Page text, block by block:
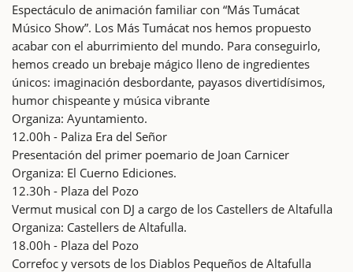
Espectáculo de animación familiar con “Más Tumácat
Músico Show”. Los Más Tumácat nos hemos propuesto
acabar con el aburrimiento del mundo. Para conseguirlo,
hemos creado un brebaje mágico lleno de ingredientes
únicos: imaginación desbordante, payasos divertidísimos,
humor chispeante y música vibrante
Organiza: Ayuntamiento.
12.00h - Paliza Era del Señor
Presentación del primer poemario de Joan Carnicer
Organiza: El Cuerno Ediciones.
12.30h - Plaza del Pozo
Vermut musical con DJ a cargo de los Castellers de Altafulla
Organiza: Castellers de Altafulla.
18.00h - Plaza del Pozo
Correfoc y versots de los Diablos Pequeños de Altafulla